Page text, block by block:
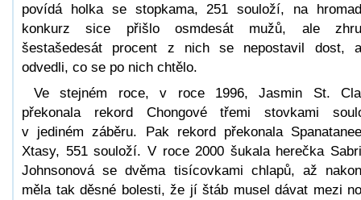
povídá holka se stopkama, 251 souloží, na
konkurz sice přišlo osmdesát mužů, ale
šestašedesát procent z nich se nepostavil dost,
odvedli, co se po nich chtělo.
Ve stejném roce, v roce 1996, Jasmin St.
překonala rekord Chongové třemi stovkami
v jediném záběru. Pak rekord překonala
Xtasy, 551 souloží. V roce 2000 šukala herečka
Johnsonová se dvěma tisícovkami chlapů, až
měla tak děsné bolesti, že jí štáb musel dávat mezi